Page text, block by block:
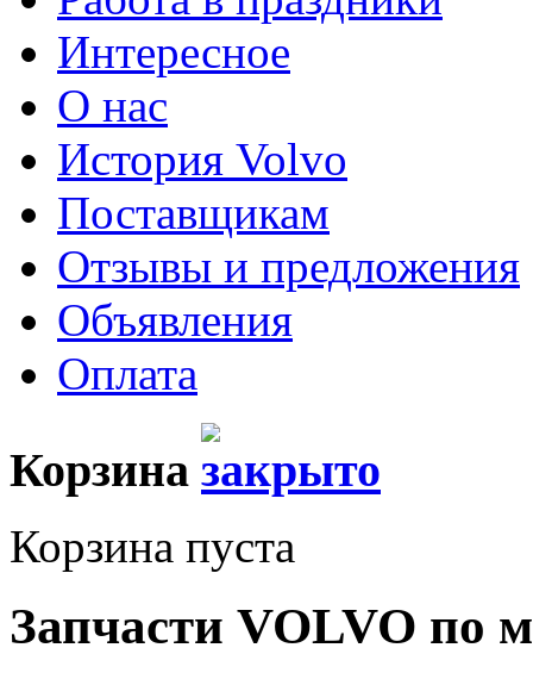
Интересное
О нас
История Volvo
Поставщикам
Отзывы и предложения
Объявления
Оплата
Корзина
Корзина пуста
Запчасти VOLVO по